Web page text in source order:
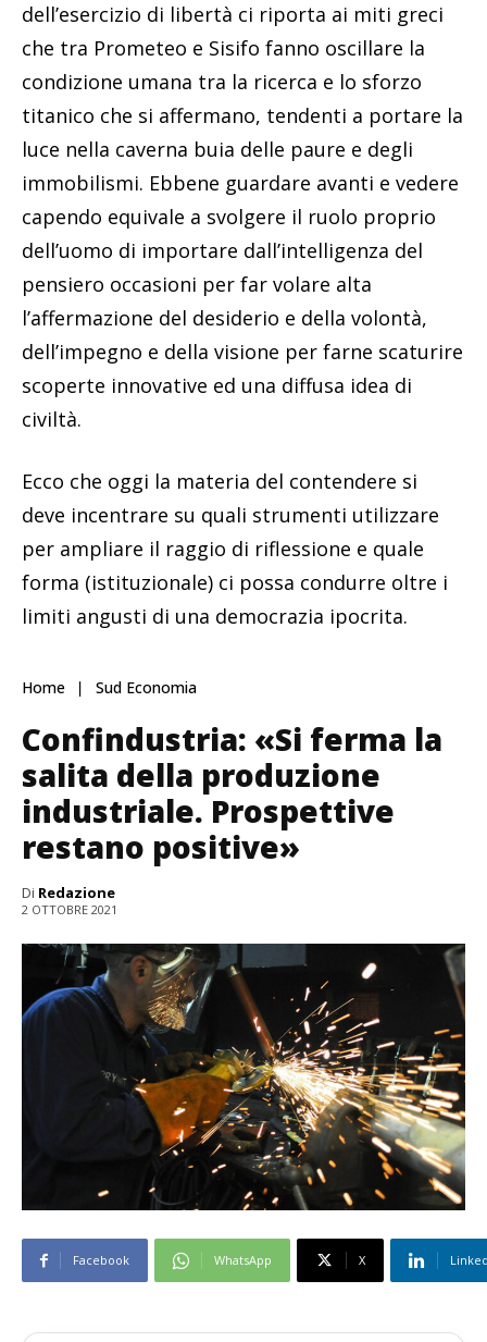
dell’esercizio di libertà ci riporta ai miti greci
che tra Prometeo e Sisifo fanno oscillare la
condizione umana tra la ricerca e lo sforzo
titanico che si affermano, tendenti a portare la
luce nella caverna buia delle paure e degli
immobilismi. Ebbene guardare avanti e vedere
capendo equivale a svolgere il ruolo proprio
dell’uomo di importare dall’intelligenza del
pensiero occasioni per far volare alta
l’affermazione del desiderio e della volontà,
dell’impegno e della visione per farne scaturire
scoperte innovative ed una diffusa idea di
civiltà.
Ecco che oggi la materia del contendere si
deve incentrare su quali strumenti utilizzare
per ampliare il raggio di riflessione e quale
forma (istituzionale) ci possa condurre oltre i
limiti angusti di una democrazia ipocrita.
Home Sud Economia
Confindustria: «Si ferma la
salita della produzione
industriale. Prospettive
restano positive»
Di Redazione
2 OTTOBRE 2021
Facebook WhatsApp X